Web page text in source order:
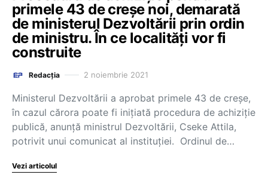
primele 43 de creșe noi, demarată
de ministerul Dezvoltării prin ordin
de ministru. În ce localități vor fi
construite
Redacția 2 noiembrie 2021
Ministerul Dezvoltării a aprobat primele 43 de creșe,
în cazul cărora poate fi inițiată procedura de achiziție
publică, anunță ministrul Dezvoltării, Cseke Attila,
potrivit unui comunicat al instituției. Ordinul de…
Vezi articolul